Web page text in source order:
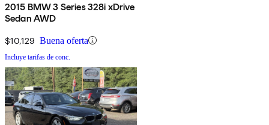
2015 BMW 3 Series 328i xDrive
Sedan AWD
$10,129 Buena oferta
Incluye tarifas de conc.